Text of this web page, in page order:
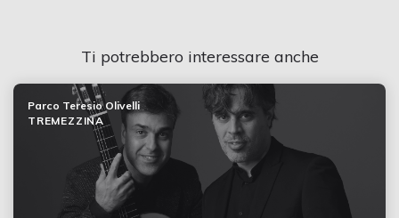
Ti potrebbero interessare anche
Parco Teresio Olivelli
TREMEZZINA